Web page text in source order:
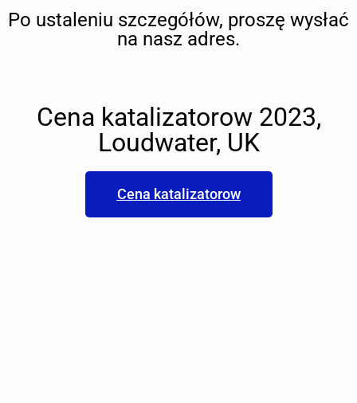
Po ustaleniu szczegółów, proszę wysłać
na nasz adres.
Cena katalizatorow 2023,
Loudwater, UK
Cena katalizatorow